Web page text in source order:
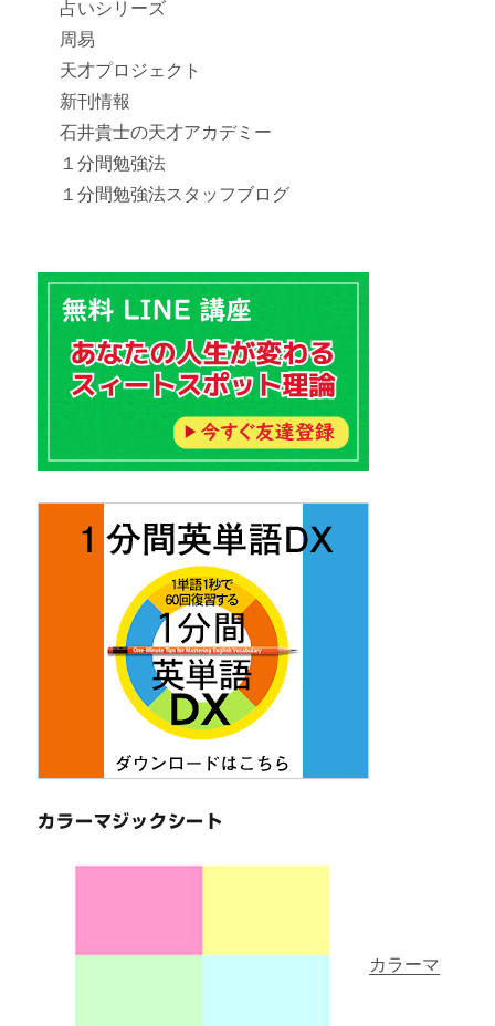
占いシリーズ
周易
天才プロジェクト
新刊情報
石井貴士の天才アカデミー
１分間勉強法
１分間勉強法スタッフブログ
カラーマジックシート
カラーマ